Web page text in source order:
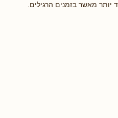
יותר מאשר בזמנים הרגילים.